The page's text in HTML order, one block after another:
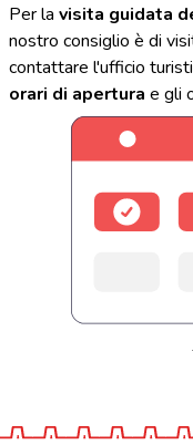
Per la visita guidata
nostro consiglio è di
contattare l'ufficio
orari di apertura e gli